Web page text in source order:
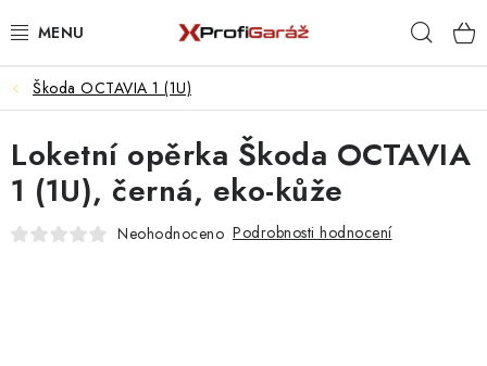
na
REALIZACE & ŘEŠENÍ
AKCE A NOVINKY
VYBAVENÍ PNEUSERVISU
Škoda OCTAVIA 1 (1U)
Loketní opěrka Škoda OCTAVIA
1 (1U), černá, eko-kůže
Neohodnoceno Podrobnosti hodnocení